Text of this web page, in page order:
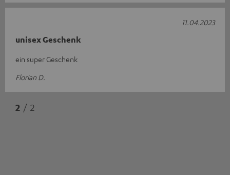
unisex Geschenk
ein super Geschenk
Florian D.
11.04.2023
2 / 2